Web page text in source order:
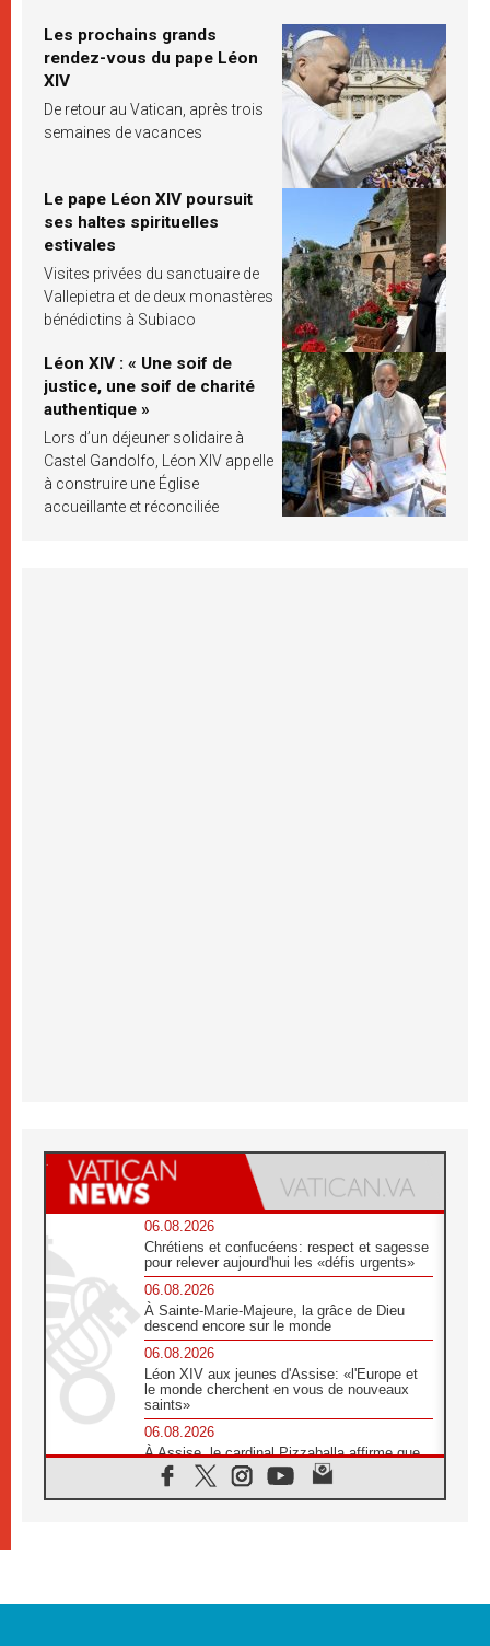
Les prochains grands
rendez-vous du pape Léon
XIV
De retour au Vatican, après trois
semaines de vacances
Le pape Léon XIV poursuit
ses haltes spirituelles
estivales
Visites privées du sanctuaire de
Vallepietra et de deux monastères
bénédictins à Subiaco
Léon XIV : « Une soif de
justice, une soif de charité
authentique »
Lors d’un déjeuner solidaire à
Castel Gandolfo, Léon XIV appelle
à construire une Église
accueillante et réconciliée
06.08.2026
Chrétiens et confucéens: respect et sagesse
pour relever aujourd'hui les «défis urgents»
06.08.2026
À Sainte-Marie-Majeure, la grâce de Dieu
descend encore sur le monde
06.08.2026
Léon XIV aux jeunes d'Assise: «l'Europe et
le monde cherchent en vous de nouveaux
saints»
06.08.2026
À Assise, le cardinal Pizzaballa affirme que
«les chrétiens veulent la paix»
06.08.2026